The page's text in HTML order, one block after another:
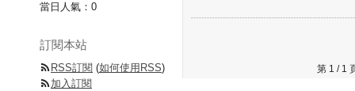
第 1 /
當日人氣： 0
訂閱本站
RSS訂閱 (如何使用RSS)
加入訂閱